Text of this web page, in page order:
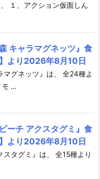
１、アクション仮面しん
キャラマグネッツ』食
より2026年8月10日
マグネッツ』は、 全24種よ
...
ーチ アクスタグミ』食
より2026年8月10日
スタグミ』は、 全15種より